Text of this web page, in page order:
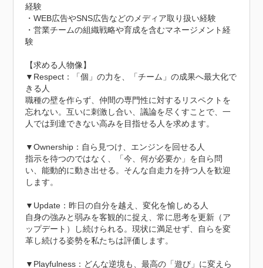
経験
・WEB広告やSNS広告などのメディア取り扱い経験
・営業チームの組織戦略や育成を含むマネージメント経
験
【求める人物像】
▼Respect：「個」の力を、「チーム」の成果へ最大化で
きる人
職種の壁を作らず、仲間の専門性に対するリスペクトを
忘れない。互いに刺激し合い、議論を尽くすことで、一
人では到達できない高みを目指せる人を求めます。
▼Ownership：自ら見つけ、エンジンを回せる人
指示を待つのではなく、「今、何が必要か」を自ら問
い、能動的に動き出せる。そんな自走力を持つ人を歓迎
します。
▼Update：昨日の自分を越え、変化を愉しめる人
自身の強みと弱みを客観的に捉え、常に思考を更新（ア
ップデート）し続けられる。現状に満足せず、自らを変
革し続ける姿勢を私たちは評価します。
▼Playfulness：どんな逆境も、最高の「遊び」に変えら